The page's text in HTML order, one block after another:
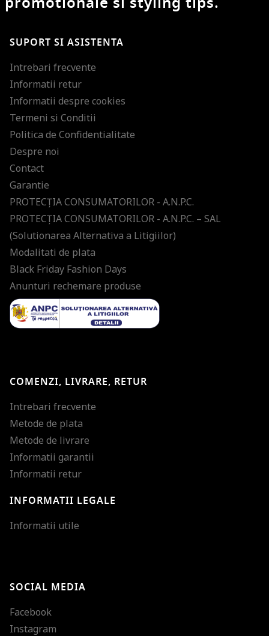
SUPORT SI ASISTENTA
Intrebari frecvente
Informatii retur
Informatii despre cookies
Termeni si Conditii
Politica de Confidentialitate
Despre noi
Contact
Garantie
PROTECŢIA CONSUMATORILOR - A.N.P.C.
PROTECŢIA CONSUMATORILOR - A.N.P.C. – SAL
(Solutionarea Alternativa a Litigiilor)
Modalitati de plata
Black Friday Fashion Days
Anunturi rechemare produse
COMENZI, LIVRARE, RETUR
Intrebari frecvente
Metode de plata
Metode de livrare
Informatii garantii
Informatii retur
INFORMATII LEGALE
Informatii utile
SOCIAL MEDIA
Facebook
Instagram